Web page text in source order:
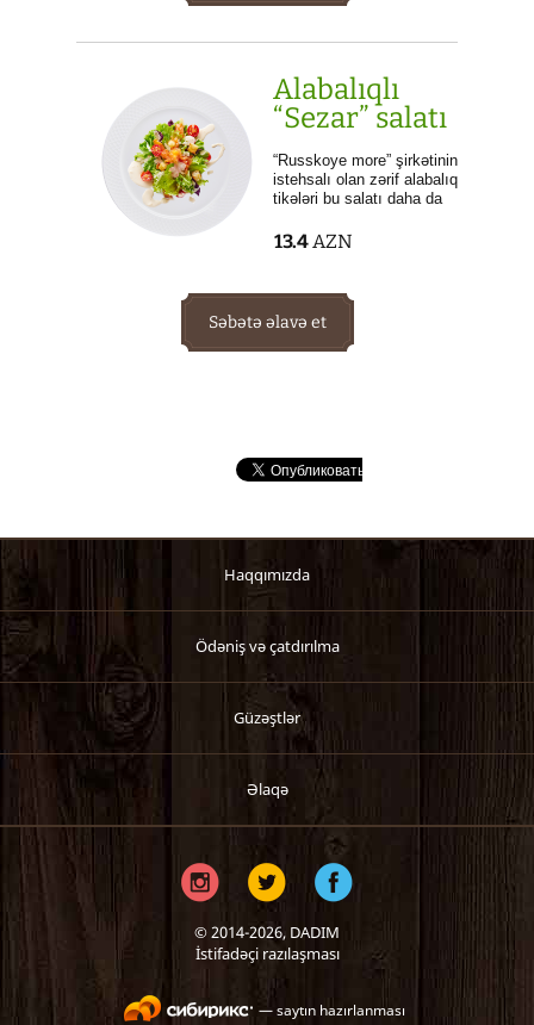
Alabalıqlı
“Sezar” salatı
“Russkoye more” şirkətinin
istehsalı olan zərif alabalıq
tikələri bu salatı daha da
13.4 AZN
Səbətə əlavə et
Haqqımızda
Ödəniş və çatdırılma
Güzəştlər
Əlaqə
© 2014-2026, DADIM
İstifadəçi razılaşması
— saytın hazırlanması